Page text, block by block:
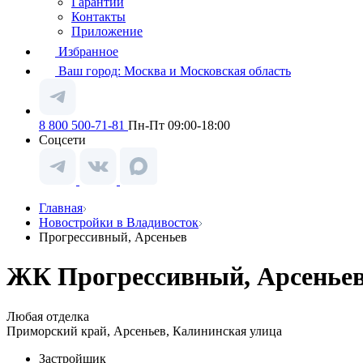
Контакты
Приложение
Избранное
Ваш город: Москва и Московская область
8 800 500-71-81 Пн-Пт 09:00-18:00
Соцсети
Главная
Новостройки в Владивосток
Прогрессивный, Арсеньев
ЖК Прогрессивный,
Любая отделка
Приморский край, Арсеньев, Калининская улица
Застройщик